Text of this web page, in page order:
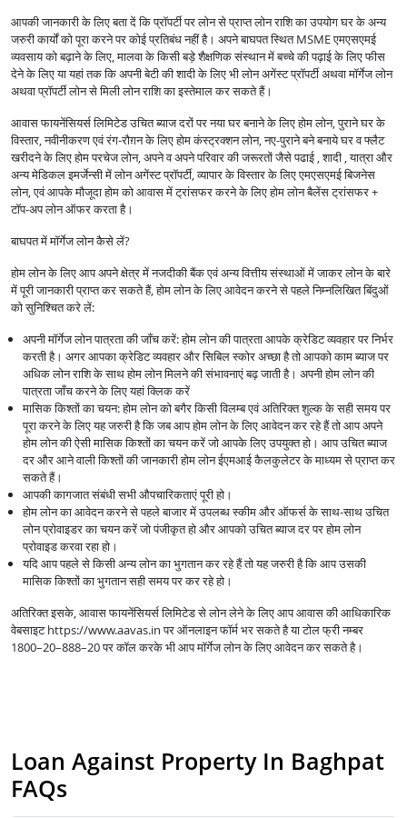
आपकी जानकारी के लिए बता दें कि प्रॉपर्टी पर लोन से प्राप्त लोन राशि का उपयोग घर के अन्य
जरुरी कार्यों को पूरा करने पर कोई प्रतिबंध नहीं है। अपने बाघपत स्थित MSME एमएसएमई
व्यवसाय को बढ़ाने के लिए, मालवा के किसी बड़े शैक्षणिक संस्थान में बच्चे की पढ़ाई के लिए फीस
देने के लिए या यहां तक कि अपनी बेटी की शादी के लिए भी लोन अगेंस्ट प्रॉपर्टी अथवा मॉर्गेज लोन
अथवा प्रॉपर्टी लोन से मिली लोन राशि का इस्तेमाल कर सकते हैं।
आवास फायनेंसियर्स लिमिटेड उचित ब्याज दरों पर नया घर बनाने के लिए होम लोन, पुराने घर के
विस्तार, नवीनीकरण एवं रंग-रौग़न के लिए होम कंस्ट्रक्शन लोन, नए-पुराने बने बनाये घर व फ्लैट
खरीदने के लिए होम परचेज लोन, अपने व अपने परिवार की जरूरतों जैसे पढाई , शादी , यात्रा और
अन्य मेडिकल इमर्जेन्सी में लोन अगेंस्ट प्रॉपर्टी, व्यापार के विस्तार के लिए एमएसएमई बिजनेस
लोन, एवं आपके मौजूदा होम को आवास में ट्रांसफर करने के लिए होम लोन बैलेंस ट्रांसफर +
टॉप-अप लोन ऑफर करता है।
बाघपत में मॉर्गेज लोन कैसे लें?
होम लोन के लिए आप अपने क्षेत्र में नजदीकी बैंक एवं अन्य वित्तीय संस्थाओं में जाकर लोन के बारे
में पूरी जानकारी प्राप्त कर सकते हैं, होम लोन के लिए आवेदन करने से पहले निम्नलिखित बिंदुओं
को सुनिश्चित करे लें:
अपनी मॉर्गेज लोन पात्रता की जाँच करें: होम लोन की पात्रता आपके क्रेडिट व्यवहार पर निर्भर
करती है। अगर आपका क्रेडिट व्यवहार और सिबिल स्कोर अच्छा है तो आपको काम ब्याज पर
अधिक लोन राशि के साथ होम लोन मिलने की संभावनाएं बढ़ जाती है। अपनी होम लोन की
पात्रता जाँच करने के लिए यहां क्लिक करें
मासिक किश्तों का चयन: होम लोन को बगैर किसी विलम्ब एवं अतिरिक्त शुल्क के सही समय पर
पूरा करने के लिए यह जरुरी है कि जब आप होम लोन के लिए आवेदन कर रहे हैं तो आप अपने
होम लोन की ऐसी मासिक किश्तों का चयन करें जो आपके लिए उपयुक्त हो। आप उचित ब्याज
दर और आने वाली किश्तों की जानकारी होम लोन ईएमआई कैलकुलेटर के माध्यम से प्राप्त कर
सकते हैं।
आपकी कागजात संबंधी सभी औपचारिकताएं पूरी हो।
होम लोन का आवेदन करने से पहले बाजार में उपलब्ध स्कीम और ऑफर्स के साथ-साथ उचित
लोन प्रोवाइडर का चयन करें जो पंजीकृत हो और आपको उचित ब्याज दर पर होम लोन
प्रोवाइड करवा रहा हो।
यदि आप पहले से किसी अन्य लोन का भुगतान कर रहे हैं तो यह जरुरी है कि आप उसकी
मासिक किश्तों का भुगतान सही समय पर कर रहे हो।
अतिरिक्त इसके, आवास फायनेंसियर्स लिमिटेड से लोन लेने के लिए आप आवास की आधिकारिक
वेबसाइट https://www.aavas.in पर ऑनलाइन फॉर्म भर सकते है या टोल फ्री नम्बर
1800–20–888–20 पर कॉल करके भी आप मॉर्गेज लोन के लिए आवेदन कर सकते है।
Loan Against Property In Baghpat
FAQs